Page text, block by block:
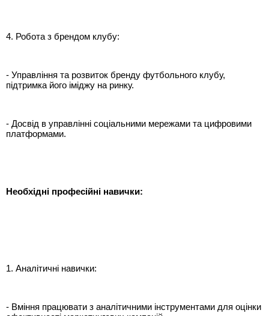
4. Робота з брендом клубу:
- Управління та розвиток бренду футбольного клубу,
підтримка його іміджу на ринку.
- Досвід в управлінні соціальними мережами та цифровими
платформами.
Необхідні професійні навички:
1. Аналітичні навички:
- Вміння працювати з аналітичними інструментами для оцінки